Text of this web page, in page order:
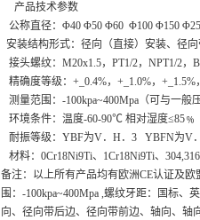
产品技术参数
公称直径：Φ40 Φ50 Φ60 Φ100 Φ150
安装结构形式：径向（直接）安装、径
接头螺纹：M20x1.5，PT1/2，NPT1/2，
精确度等级：+_0.4%，+_1.0%，+_1.5%
测量范围：-100kpa~400Mpa（可与一般
环境条件：温度-60-90℃ 相对湿度≤85﹪
耐振等级：YBF为V．H．3 YBFN为V
材料：0Cr18Ni9Ti、1Cr18Ni9Ti、
备注：以上所有产品均有欧洲CE认证及
围：-100kpa~400Mpa ,螺纹牙距：国标、
向、径向带后边、径向带前边、轴向、